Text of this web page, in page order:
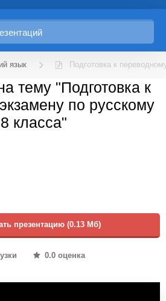
язык Подготовка к
тему "Подготовка к
по русскому
класса"
презентацию (0.13 Мб)
0.0 оценка